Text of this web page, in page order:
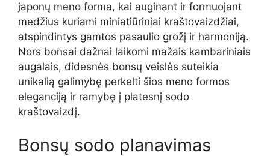
japonų meno forma, kai auginant ir formuojant
medžius kuriami miniatiūriniai kraštovaizdžiai,
atspindintys gamtos pasaulio grožį ir harmoniją.
Nors bonsai dažnai laikomi mažais kambariniais
augalais, didesnės bonsų veislės suteikia
unikalią galimybę perkelti šios meno formos
eleganciją ir ramybę į platesnį sodo
kraštovaizdį.
Bonsų sodo planavimas